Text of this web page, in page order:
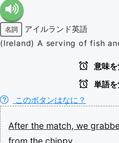
名詞
アイルランド英語
(Ireland) A serving of fish
意味
単語
このボタンはなに？
After the match, we
from the chippy.